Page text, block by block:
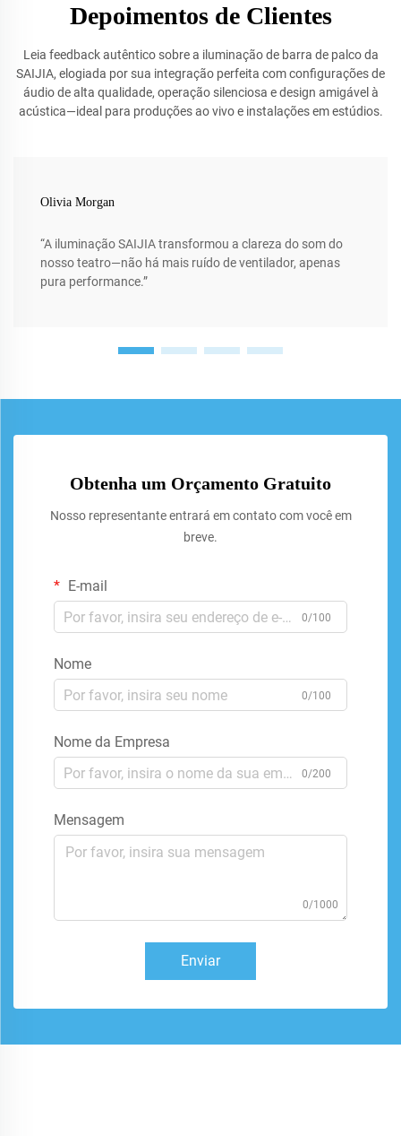
Depoimentos de Clientes
Leia feedback autêntico sobre a iluminação de barra de palco da
SAIJIA, elogiada por sua integração perfeita com configurações de
áudio de alta qualidade, operação silenciosa e design amigável à
acústica—ideal para produções ao vivo e instalações em estúdios.
Olivia Morgan
“A iluminação SAIJIA transformou a clareza do som do
nosso teatro—não há mais ruído de ventilador, apenas
pura performance.”
Obtenha um Orçamento Gratuito
Nosso representante entrará em contato com você em
breve.
E-mail
0/100
Nome
0/100
Nome da Empresa
0/200
Mensagem
0/1000
Enviar